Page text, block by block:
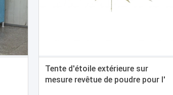
Tente d'étoile extérieure sur
mesure revêtue de poudre pour l'